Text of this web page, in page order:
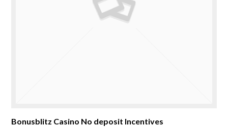
Bonusblitz Casino No deposit Incentives